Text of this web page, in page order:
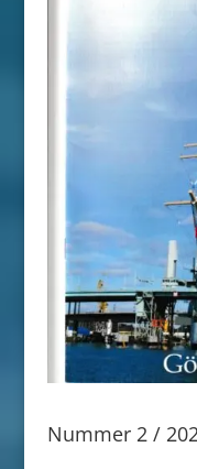
Nummer 2 /